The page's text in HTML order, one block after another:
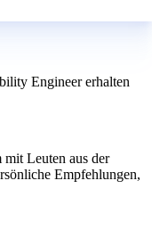
Engineer erhalten
Leuten aus der
Empfehlungen,